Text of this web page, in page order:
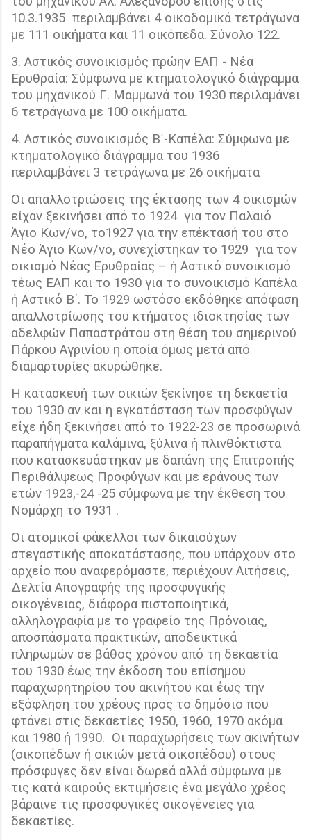
10.3.1935 περιλαμβάνει 4 οικοδομικά τετράγωνα
με 111 οικήματα και 11 οικόπεδα. Σύνολο 122.
3. Αστικός συνοικισμός πρώην ΕΑΠ - Νέα
Ερυθραία: Σύμφωνα με κτηματολογικό διάγραμμα
του μηχανικού Γ. Μαμμωνά του 1930 περιλαμάνει
6 τετράγωνα με 100 οικήματα.
4. Αστικός συνοικισμός Β΄-Καπέλα: Σύμφωνα με
κτηματολογικό διάγραμμα του 1936
περιλαμβάνει 3 τετράγωνα με 26 οικήματα
Οι απαλλοτριώσεις της έκτασης των 4 οικισμών
είχαν ξεκινήσει από το 1924 για τον Παλαιό
Άγιο Κων/νο, το1927 για την επέκτασή του στο
Νέο Άγιο Κων/νο, συνεχίστηκαν το 1929 για τον
οικισμό Νέας Ερυθραίας – ή Αστικό συνοικισμό
τέως ΕΑΠ και το 1930 για το συνοικισμό Καπέλα
ή Αστικό Β΄. Το 1929 ωστόσο εκδόθηκε απόφαση
απαλλοτρίωσης του κτήματος ιδιοκτησίας των
αδελφών Παπαστράτου στη θέση του σημερινού
Πάρκου Αγρινίου η οποία όμως μετά από
διαμαρτυρίες ακυρώθηκε.
Η κατασκευή των οικιών ξεκίνησε τη δεκαετία
του 1930 αν και η εγκατάσταση των προσφύγων
είχε ήδη ξεκινήσει από το 1922-23 σε προσωρινά
παραπήγματα καλάμινα, ξύλινα ή πλινθόκτιστα
που κατασκευάστηκαν με δαπάνη της Επιτροπής
Περιθάλψεως Προφύγων και με εράνους των
ετών 1923,-24 -25 σύμφωνα με την έκθεση του
Νομάρχη το 1931 .
Οι ατομικοί φάκελλοι των δικαιούχων
στεγαστικής αποκατάστασης, που υπάρχουν στο
αρχείο που αναφερόμαστε, περιέχουν Αιτήσεις,
Δελτία Απογραφής της προσφυγικής
οικογένειας, διάφορα πιστοποιητικά,
αλληλογραφία με το γραφείο της Πρόνοιας,
αποσπάσματα πρακτικών, αποδεικτικά
πληρωμών σε βάθος χρόνου από τη δεκαετία
του 1930 έως την έκδοση του επίσημου
παραχωρητηρίου του ακινήτου και έως την
εξόφληση του χρέους προς το δημόσιο που
φτάνει στις δεκαετίες 1950, 1960, 1970 ακόμα
και 1980 ή 1990. Οι παραχωρήσεις των ακινήτων
(οικοπέδων ή οικιών μετά οικοπέδου) στους
πρόσφυγες δεν είναι δωρεά αλλά σύμφωνα με
τις κατά καιρούς εκτιμήσεις ένα μεγάλο χρέος
βάραινε τις προσφυγικές οικογένειες για
δεκαετίες.